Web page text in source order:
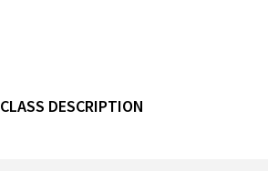
CLASS DESCRIPTION